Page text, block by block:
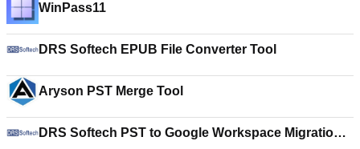
WinPass11
DRS Softech EPUB File Converter Tool
Aryson PST Merge Tool
DRS Softech PST to Google Workspace Migration